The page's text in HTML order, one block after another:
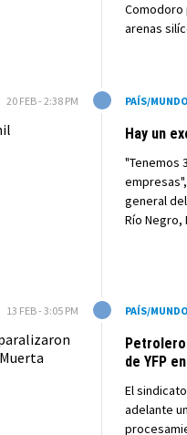
Comodoro
arenas
20 FEB - 2:38 PM PAÍS/MUNDO
Hay un
"Tenemos
general
Río Negro,
13 FEB - 3:05 PM PAÍS/MUNDO
de YFP
El
adelante